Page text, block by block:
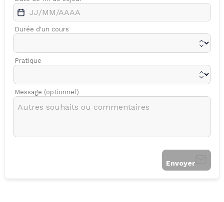
Durée d'un cours
Pratique
Message (optionnel)
Envoyer